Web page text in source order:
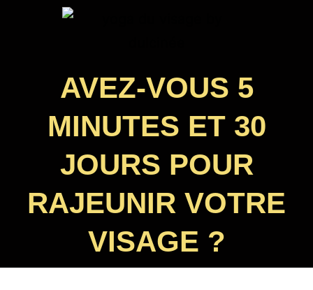
AVEZ-VOUS 5
MINUTES ET 30
JOURS POUR
RAJEUNIR VOTRE
VISAGE ?